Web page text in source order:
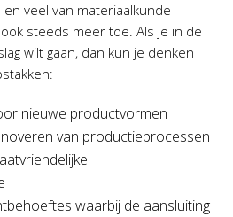
veel van materiaalkunde
steeds meer toe. Als je in de
wilt gaan, dan kun je denken
nieuwe productvormen
van productieprocessen
waarbij de aansluiting